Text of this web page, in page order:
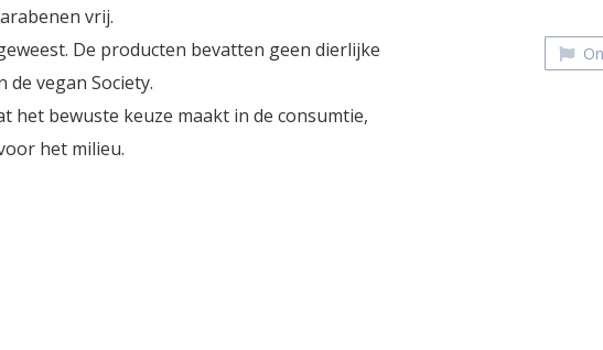
vrij.
De producten bevatten geen dierlijke
vegan Society.
het bewuste keuze maakt in de consumtie,
het milieu.